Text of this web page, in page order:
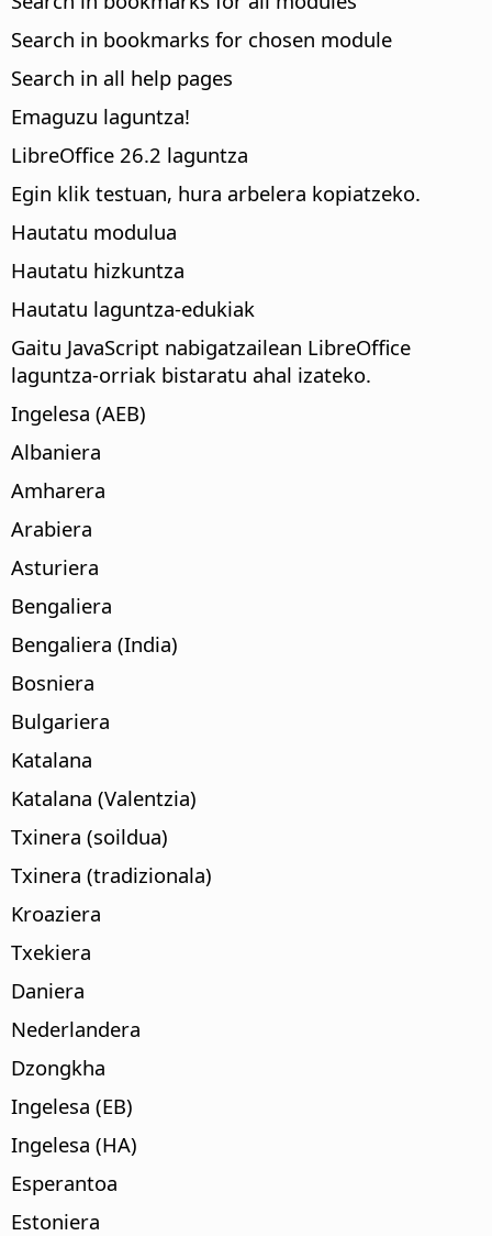
Search in bookmarks for chosen module
Search in all help pages
Emaguzu laguntza!
LibreOffice 26.2 laguntza
Egin klik testuan, hura arbelera kopiatzeko.
Hautatu modulua
Hautatu hizkuntza
Hautatu laguntza-edukiak
Gaitu JavaScript nabigatzailean LibreOffice
laguntza-orriak bistaratu ahal izateko.
Ingelesa (AEB)
Albaniera
Amharera
Arabiera
Asturiera
Bengaliera
Bengaliera (India)
Bosniera
Bulgariera
Katalana
Katalana (Valentzia)
Txinera (soildua)
Txinera (tradizionala)
Kroaziera
Txekiera
Daniera
Nederlandera
Dzongkha
Ingelesa (EB)
Ingelesa (HA)
Esperantoa
Estoniera